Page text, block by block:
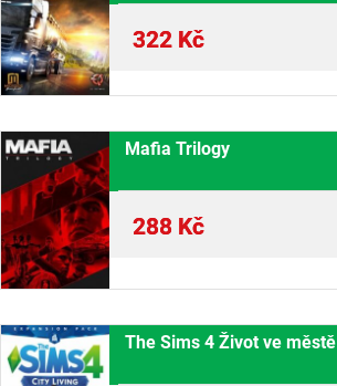
322 Kč
Mafia Trilogy
288 Kč
The Sims 4 Život ve městě